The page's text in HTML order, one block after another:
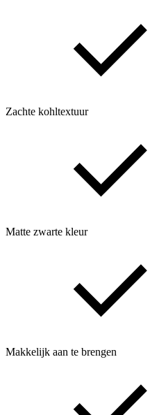
Zachte kohltextuur
Matte zwarte kleur
Makkelijk aan te brengen